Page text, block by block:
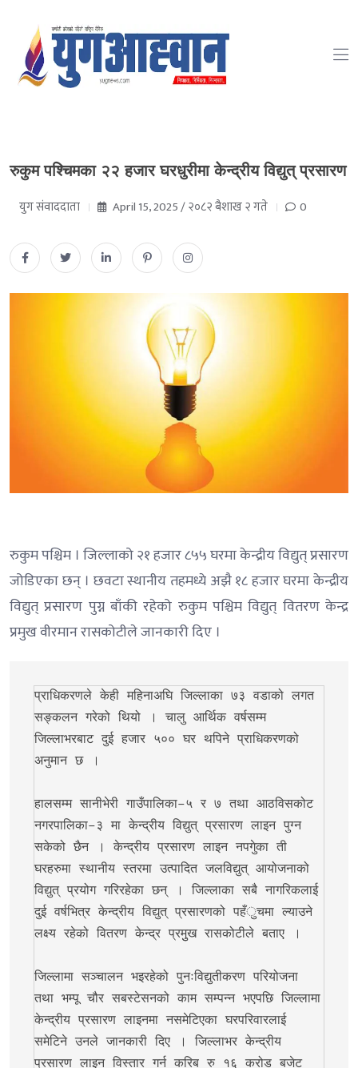
रुकुम पश्चिमका २२ हजार घरधुरीमा केन्द्रीय विद्युत् प्रसारण
युग संवाददाता April 15, 2025 / २०८२ बैशाख २ गते 0
रुकुम पश्चिम । जिल्लाको २१ हजार ८५५ घरमा केन्द्रीय विद्युत् प्रसारण
जोडिएका छन् । छवटा स्थानीय तहमध्ये अझै १८ हजार घरमा केन्द्रीय
विद्युत् प्रसारण पुग्न बाँकी रहेको रुकुम पश्चिम विद्युत् वितरण केन्द्र
प्रमुख वीरमान रासकोटीले जानकारी दिए ।
प्राधिकरणले केही महिनाअघि जिल्लाका ७३ वडाको लगत
सङ्कलन गरेको थियो । चालु आर्थिक वर्षसम्म
जिल्लाभरबाट दुई हजार ५०० घर थपिने प्राधिकरणको
अनुमान छ ।
हालसम्म सानीभेरी गाउँपालिका–५ र ७ तथा आठविसकोट
नगरपालिका–३ मा केन्द्रीय विद्युत् प्रसारण लाइन पुग्न
सकेको छैन । केन्द्रीय प्रसारण लाइन नपगुेका ती
घरहरुमा स्थानीय स्तरमा उत्पादित जलविद्युत् आयोजनाको
विद्युत् प्रयोग गरिरहेका छन् । जिल्लाका सबै नागरिकलाई
दुई वर्षभित्र केन्द्रीय विद्युत् प्रसारणको पहँुचमा ल्याउने
लक्ष्य रहेको वितरण केन्द्र प्रमुुख रासकोटीले बताए ।
जिल्लामा सञ्चालन भइरहेको पुनःविद्युतीकरण परियोजना
तथा भम्पू चौर सबस्टेसनको काम सम्पन्न भएपछि जिल्लामा
केन्द्रीय प्रसारण लाइनमा नसमेटिएका घरपरिवारलाई
समेटिने उनले जानकारी दिए । जिल्लाभर केन्द्रीय
प्रसारण लाइन विस्तार गर्न करिब रु १६ करोड बजेट